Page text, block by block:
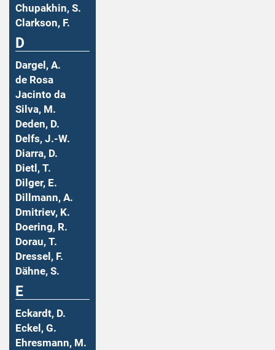
Chupakhin, S.
Clarkson, F.
D
Dargel, A.
de Rosa
Jacinto da
Silva, M.
Deden, D.
Delfs, J.-W.
Diarra, D.
Dietl, T.
Dilger, E.
Dillmann, A.
Dmitriev, K.
Doering, R.
Dorau, T.
Dressel, F.
Dähne, S.
E
Eckardt, D.
Eckel, G.
Ehresmann, M.